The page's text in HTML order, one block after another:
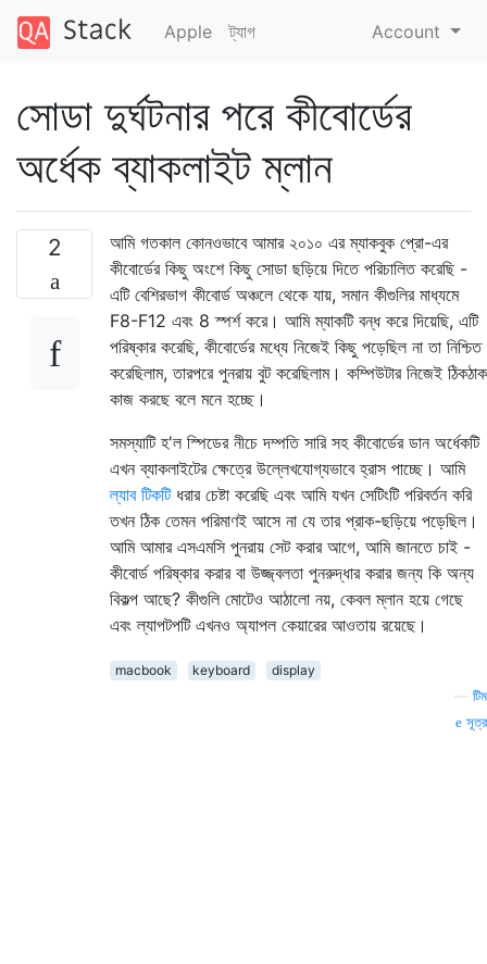
Apple ট্যাগ Account
সোডা দুর্ঘটনার পরে কীবোর্ডের
অর্ধেক ব্যাকলাইট ম্লান
2
আমি গতকাল কোনওভাবে আমার ২০১০ এর ম্যাকবুক প্রো-এর
কীবোর্ডের কিছু অংশে কিছু সোডা ছড়িয়ে দিতে পরিচালিত করেছি -
এটি বেশিরভাগ কীবোর্ড অঞ্চলে থেকে যায়, সমান কীগুলির মাধ্যমে
F8-F12 এবং 8 স্পর্শ করে। আমি ম্যাকটি বন্ধ করে দিয়েছি, এটি
পরিষ্কার করেছি, কীবোর্ডের মধ্যে নিজেই কিছু পড়েছিল না তা নিশ্চিত
করেছিলাম, তারপরে পুনরায় বুট করেছিলাম। কম্পিউটার নিজেই ঠিকঠাক
কাজ করছে বলে মনে হচ্ছে।
সমস্যাটি হ'ল স্পিডের নীচে দম্পতি সারি সহ কীবোর্ডের ডান অর্ধেকটি
এখন ব্যাকলাইটের ক্ষেত্রে উল্লেখযোগ্যভাবে হ্রাস পাচ্ছে। আমি
ল্যাব টিকটিধরার চেষ্টা করেছি এবং আমি যখন সেটিংটি পরিবর্তন করি
তখন ঠিক তেমন পরিমাণই আসে না যে তার প্রাক-ছড়িয়ে পড়েছিল।
আমি আমার এসএমসি পুনরায় সেট করার আগে, আমি জানতে চাই -
কীবোর্ড পরিষ্কার করার বা উজ্জ্বলতা পুনরুদ্ধার করার জন্য কি অন্য
বিকল্প আছে? কীগুলি মোটেও আঠালো নয়, কেবল ম্লান হয়ে গেছে
এবং ল্যাপটপটি এখনও অ্যাপল কেয়ারের আওতায় রয়েছে।
macbook keyboard
display
টিম
সূত্র